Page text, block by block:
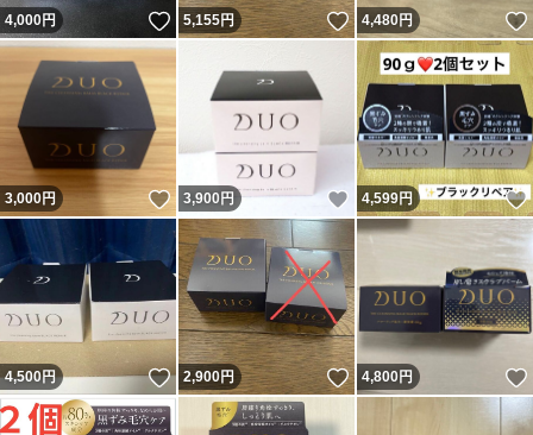
4,000円 いいね！
5,155円 いいね！
4,480円
3,000円 いいね！
3,900 円 いいね！
4,599円
4,500円 いいね！
2,900円 いいね！
4,800円